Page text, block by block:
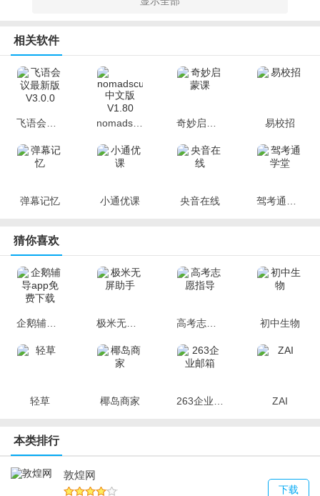
区广场与更多文学爱好者讨论写作技巧，分享彼此的写作心得，让
自己的创作思路更开阔，获得源源不断的创作灵感。
相关软件
易校招
弹幕记忆 小通优课 央音在线
猜你喜欢
初中生物
轻草 椰岛商家 ZAI
本类排行
敦煌网
下载